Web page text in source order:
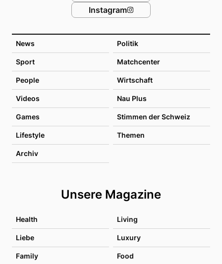
News Politik
Sport Matchcenter
People Wirtschaft
Videos Nau Plus
Games Stimmen der Schweiz
Lifestyle Themen
Archiv
Unsere Magazine
Health Living
Liebe Luxury
Family Food
Instagram